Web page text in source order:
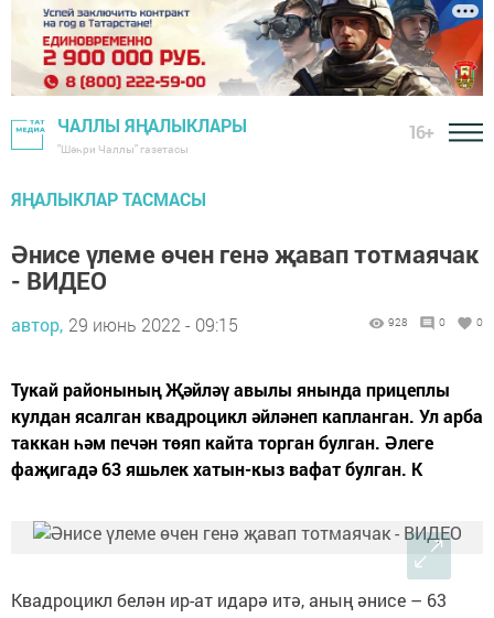
ЧАЛЛЫ ЯҢАЛЫКЛАРЫ
"Шәһри Чаллы" газетасы
16+
ЯҢАЛЫКЛАР ТАСМАСЫ
Әнисе үлеме өчен генә җавап тотмаячак
- ВИДЕО
автор, 29 июнь 2022 - 09:15 928 0 0
Тукай районының Җәйләү авылы янында прицеплы
кулдан ясалган квадроцикл әйләнеп капланган. Ул арба
таккан һәм печән төяп кайта торган булган. Әлеге
фаҗигадә 63 яшьлек хатын-кыз вафат булган. К
Квадроцикл белән ир-ат идарә итә, аның әнисе – 63